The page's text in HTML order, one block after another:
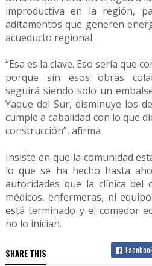
improductiva en la región,
aditamentos que generen
acueducto regional.
“Esa es la clave. Eso sería que
porque sin esos obras
seguirá siendo solo un
Yaque del Sur, disminuye los
cumple a cabalidad con lo que
construcción”, afirma
Insiste en que la comunidad
lo que se ha hecho hasta
autoridades que la clínica del
médicos, enfermeras, ni
está terminado y el comedor
no lo inician.
SHARE THIS